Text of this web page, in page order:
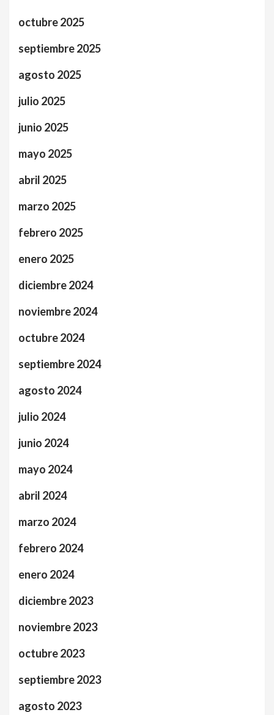
octubre 2025
septiembre 2025
agosto 2025
julio 2025
junio 2025
mayo 2025
abril 2025
marzo 2025
febrero 2025
enero 2025
diciembre 2024
noviembre 2024
octubre 2024
septiembre 2024
agosto 2024
julio 2024
junio 2024
mayo 2024
abril 2024
marzo 2024
febrero 2024
enero 2024
diciembre 2023
noviembre 2023
octubre 2023
septiembre 2023
agosto 2023